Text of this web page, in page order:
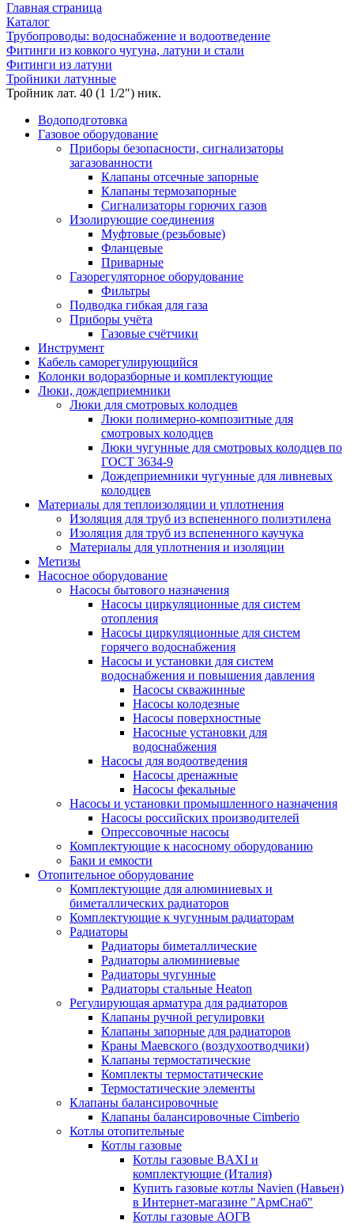
Главная страница
Каталог
Трубопроводы: водоснабжение и водоотведение
Фитинги из ковкого чугуна, латуни и стали
Фитинги из латуни
Тройники латунные
Тройник лат. 40 (1 1/2") ник.
Водоподготовка
Газовое оборудование
Приборы безопасности, сигнализаторы
загазованности
Клапаны отсечные запорные
Клапаны термозапорные
Сигнализаторы горючих газов
Изолирующие соединения
Муфтовые (резьбовые)
Фланцевые
Приварные
Газорегуляторное оборудование
Фильтры
Подводка гибкая для газа
Приборы учёта
Газовые счётчики
Инструмент
Кабель саморегулирующийся
Колонки водоразборные и комплектующие
Люки, дождеприемники
Люки для смотровых колодцев
Люки полимерно-композитные для
смотровых колодцев
Люки чугунные для смотровых колодцев по
ГОСТ 3634-9
Дождеприемники чугунные для ливневых
колодцев
Материалы для теплоизоляции и уплотнения
Изоляция для труб из вспененного полиэтилена
Изоляция для труб из вспененного каучука
Материалы для уплотнения и изоляции
Метизы
Насосное оборудование
Насосы бытового назначения
Насосы циркуляционные для систем
отопления
Насосы циркуляционные для систем
горячего водоснабжения
Насосы и установки для систем
водоснабжения и повышения давления
Насосы скважинные
Насосы колодезные
Насосы поверхностные
Насосные установки для
водоснабжения
Насосы для водоотведения
Насосы дренажные
Насосы фекальные
Насосы и установки промышленного назначения
Насосы российских производителей
Опрессовочные насосы
Комплектующие к насосному оборудованию
Баки и емкости
Отопительное оборудование
Комплектующие для алюминиевых и
биметаллических радиаторов
Комплектующие к чугунным радиаторам
Радиаторы
Радиаторы биметаллические
Радиаторы алюминиевые
Радиаторы чугунные
Радиаторы стальные Heaton
Регулирующая арматура для радиаторов
Клапаны ручной регулировки
Клапаны запорные для радиаторов
Краны Маевского (воздухоотводчики)
Клапаны термостатические
Комплекты термостатические
Термостатические элементы
Клапаны балансировочные
Клапаны балансировочные Cimberio
Котлы отопительные
Котлы газовые
Котлы газовые BAXI и
комплектующие (Италия)
Купить газовые котлы Navien (Навьен)
в Интернет-магазине "АрмСнаб"
Котлы газовые АОГВ